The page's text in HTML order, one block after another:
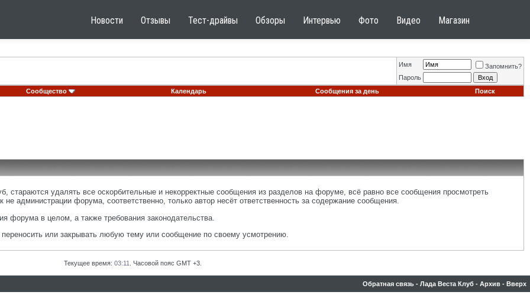
Новости Отзывы Тест-драйвы Обзоры Интервью Фото Видео Магазин
Имя
Запомнить?
Пароль
Сообщество
Календарь Сообщения за день Поиск
удалять все оскорбительные и некорректные сообщения из разделов на форуме, всё равно все сообщения просмотреть
администрации форума, соответственно, только автор несёт ответственность за содержание сообщения.
форума в целом, а также требования законодательства.
или закрывать любую тему или сообщение по своему усмотрению.
Текущее время: 03:11 . Часовой пояс GMT +3.
Обратная связь - Лада Веста Клуб - Архив - Вверх